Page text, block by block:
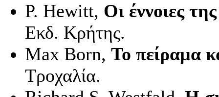
P. Hewitt, Οι έννοιες
Εκδ. Κρήτης.
Μax Βorn, Το πείραμα
Τροχαλία.